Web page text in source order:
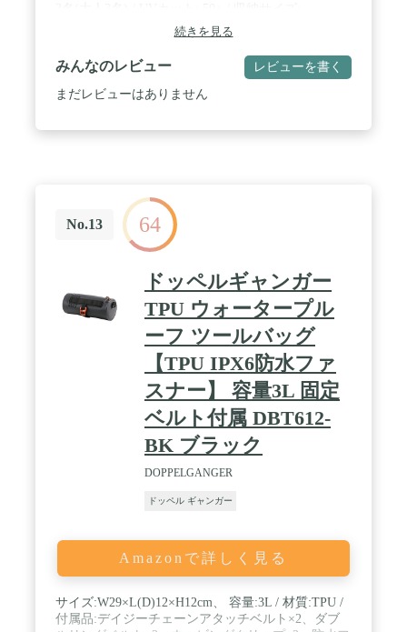
(約)1130×直径150mm / 重量: (約)3.7kg ※付属品含ま
ず / 材質: テント生地/190Tポリエステル、ポール/グ
ラスファイバー/スチール / 付属品: ペグ、ストーム
ロープ、キャリーバッグ、取扱説明書 / 耐水圧:
1000mm
続きを見る
みんなのレビュー レビューを書く
まだレビューはありません
No.13 64
ドッペルギャンガー
TPU ウォータープル
ーフ ツールバッグ
【TPU IPX6防水ファ
スナー】 容量3L 固定
ベルト付属 DBT612-
BK ブラック
DOPPELGANGER
ドッペル ギャンガー
Amazonで詳しく見る
サイズ:W29×L(D)12×H12cm、 容量:3L / 材質:TPU /
付属品:デイジーチェーンアタッチベルト×2、ダブ